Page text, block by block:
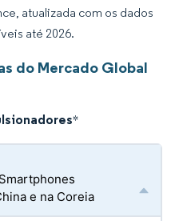
atualizada com os dados
até 2026.
do Mercado Global
*
e na Coreia